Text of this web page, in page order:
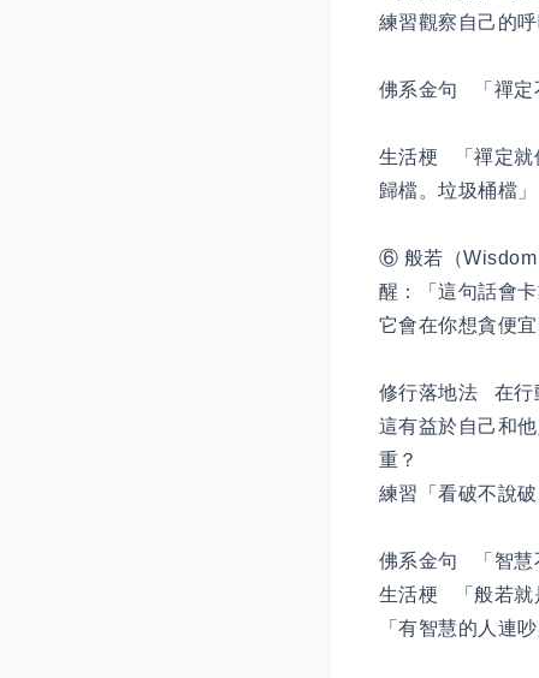
練習觀察自己的
佛系金句 「禪定
生活梗 「禪定就
歸檔。垃圾桶檔
⑥ 般若（Wisdom
醒：「這句話會
它會在你想貪便
修行落地法 在
這有益於自己和
重？
練習「看破不說
佛系金句 「智慧
生活梗 「般若就
「有智慧的人連